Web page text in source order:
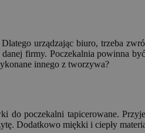
urządzając biuro, trzeba
firmy. Poczekalnia powinna
innego z tworzywa?
poczekalni tapicerowane.
Dodatkowo miękki i ciepły